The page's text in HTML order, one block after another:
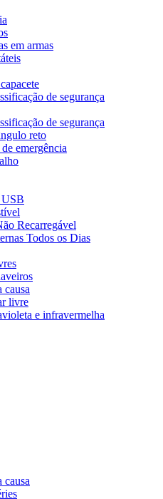
em armas
de segurança
de segurança
reto
emergência
USB
Recarregável
Todos os Dias
causa
livre
e infravermelha
causa